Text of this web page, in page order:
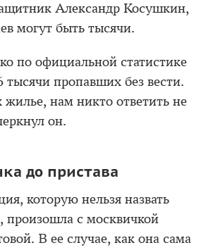
Александр Косушкин,
могут быть тысячи.
по официальной статистике
тысячи пропавших без вести.
жилье, нам никто ответить не
он.
до пристава
которую нельзя назвать
произошла с москвичкой
В ее случае, как она сама